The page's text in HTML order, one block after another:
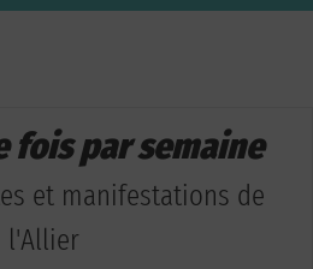
fois par semaine
et manifestations de
l'Allier